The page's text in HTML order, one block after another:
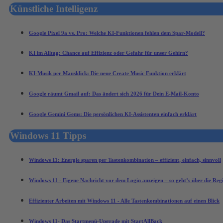
Künstliche Intelligenz
Google Pixel 9a vs. Pro: Welche KI-Funktionen fehlen dem Spar-Modell?
KI im Alltag: Chance auf Effizienz oder Gefahr für unser Gehirn?
KI-Musik per Mausklick: Die neue Create Music Funktion erklärt
Google räumt Gmail auf: Das ändert sich 2026 für Dein E-Mail-Konto
Google Gemini Gems: Die persönlichen KI-Assistenten einfach erklärt
Windows 11 Tipps
Windows 11: Energie sparen per Tastenkombination – effizient, einfach, sinnvoll
Windows 11 - Eigene Nachricht vor dem Login anzeigen – so geht’s über die
Effizienter Arbeiten mit Windows 11 - Alle Tastenkombinationen auf einen Blick
Windows 11- Das Startmenü-Upgrade mit StartAllBack